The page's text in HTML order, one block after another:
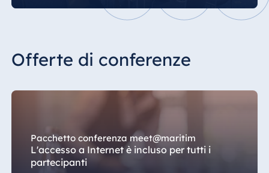
Offerte di conferenze
Pacchetto conferenza meet@maritim
L'accesso a Internet è incluso per tutti i
partecipanti